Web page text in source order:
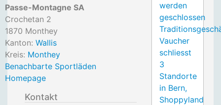
Passe-Montagne SA
Crochetan 2
1870 Monthey
Kanton: Wallis
Kreis: Monthey
Benachbarte Sportläden
Homepage
Kontakt
werden
geschlossen
Vaucher
schliesst
3
Standorte
in Bern,
Shoppyland